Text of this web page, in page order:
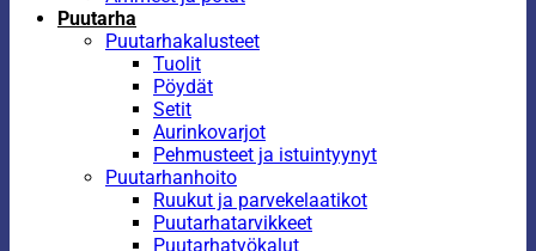
Puutarha
Puutarhakalusteet
Tuolit
Pöydät
Setit
Aurinkovarjot
Pehmusteet ja istuintyynyt
Puutarhanhoito
Ruukut ja parvekelaatikot
Puutarhatarvikkeet
Puutarhatyökalut